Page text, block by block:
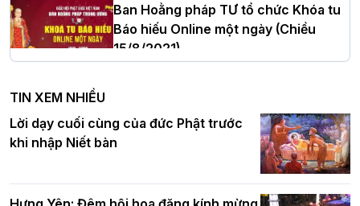
Hà Nội: Tăng Ni Trường hạ Bồ Đề trang
nghiêm tác pháp Tiền an cư PL.2570 –
DL.2026
chúc mừng Phật đản BTS GHPGVN TP.
Ban Hoằng pháp TƯ tổ chức Khóa tu
Báo hiếu Online một ngày (Chiều
15/8/2021)
Ban Hoằng pháp TƯ tổ chức Khóa tu
Báo hiếu Online một ngày (Sáng
15/8/2021)
TIN XEM NHIỀU
Lời dạy cuối cùng của đức Phật trước
khi nhập Niết bàn